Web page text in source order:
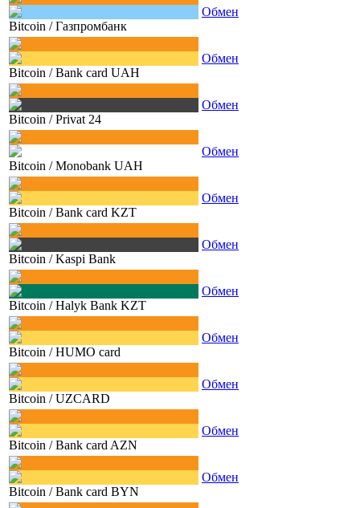
Bitcoin /Газпромбанк
Обмен
Bitcoin /Bank card UAH
Обмен
Bitcoin /Privat 24
Обмен
Bitcoin /Monobank UAH
Обмен
Bitcoin /Bank card KZT
Обмен
Bitcoin /Kaspi Bank
Обмен
Bitcoin /Halyk Bank KZT
Обмен
Bitcoin /HUMO card
Обмен
Bitcoin /UZCARD
Обмен
Bitcoin /Bank card AZN
Обмен
Bitcoin /Bank card BYN
Обмен